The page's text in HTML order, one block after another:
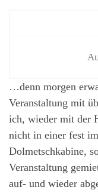
…denn morgen
Veranstaltung mit
ich, wieder mit der
nicht in einer fest
Dolmetschkabine,
Veranstaltung
auf- und wieder